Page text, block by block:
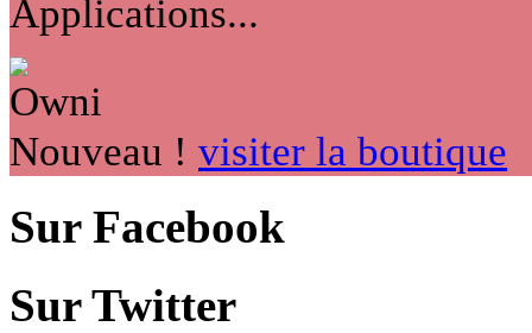
Applications...
Nouveau ! visiter la boutique
Sur Facebook
Sur Twitter